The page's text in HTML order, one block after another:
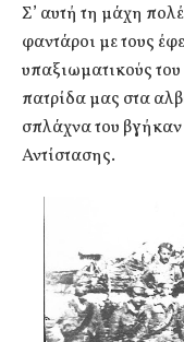
Σ’ αυτή τη μάχη
φαντάροι με τους
υπαξιωματικούς
πατρίδα μας στα
σπλάχνα του
Αντίστασης.